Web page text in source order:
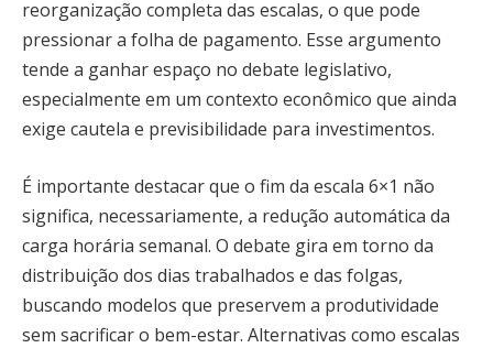
reorganização completa das escalas, o que pode
pressionar a folha de pagamento. Esse argumento
tende a ganhar espaço no debate legislativo,
especialmente em um contexto econômico que ainda
exige cautela e previsibilidade para investimentos.
É importante destacar que o fim da escala 6×1 não
significa, necessariamente, a redução automática da
carga horária semanal. O debate gira em torno da
distribuição dos dias trabalhados e das folgas,
buscando modelos que preservem a produtividade
sem sacrificar o bem-estar. Alternativas como escalas